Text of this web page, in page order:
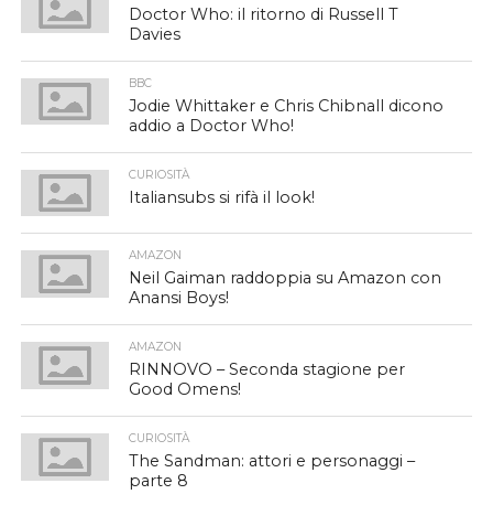
Doctor Who: il ritorno di Russell T
Davies
BBC
Jodie Whittaker e Chris Chibnall dicono
addio a Doctor Who!
CURIOSITÀ
Italiansubs si rifà il look!
AMAZON
Neil Gaiman raddoppia su Amazon con
Anansi Boys!
AMAZON
RINNOVO – Seconda stagione per
Good Omens!
CURIOSITÀ
The Sandman: attori e personaggi –
parte 8